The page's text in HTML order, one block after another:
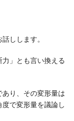
しします。
」
とも言い換える
り、その変形量は
で変形量を議論し